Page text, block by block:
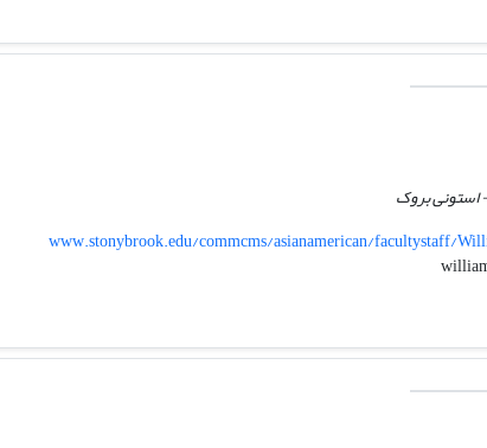
استونی بروک
www.stonybrook.edu/commcms/asianamerican/facultystaff/